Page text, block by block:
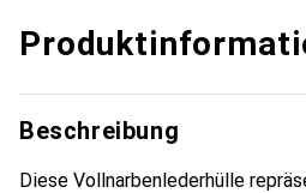
Beschreibung
Diese Vollnarbenlederhülle